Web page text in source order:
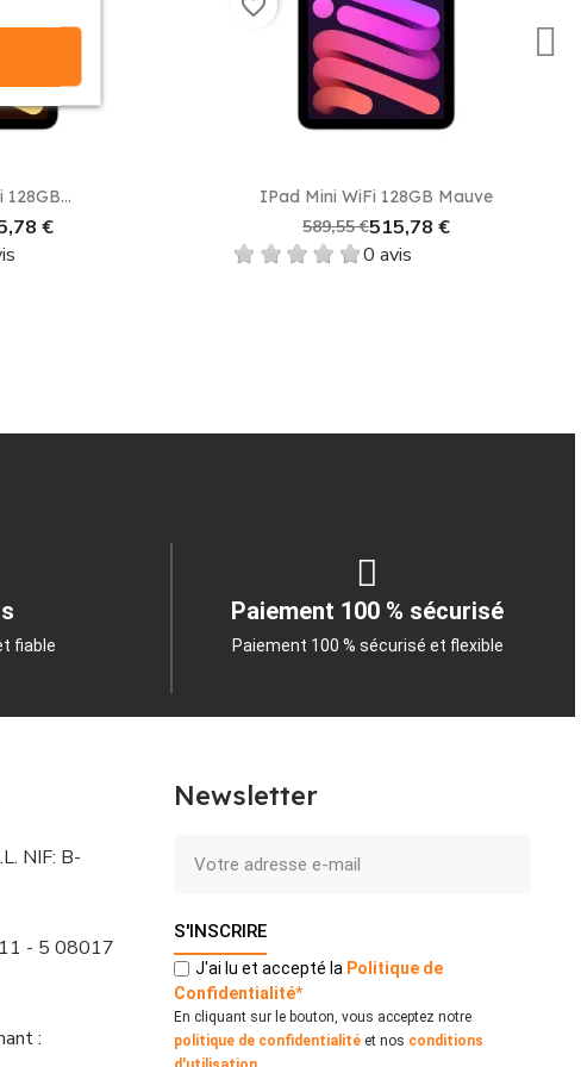
besoins. Grâce à ses fonctionnalités avancées et à sa
Duty Free. Nous vous garantissons les prix les plus bas
€
Aperçu rapide
IPad Mini WiFi 128GB Mauve
589,55 €515,78 €
0 avis
favorite_border
fiable
Paiement 100 % sécurisé
Paiement 100 % sécurisé et flexible
NIF: B-
- 5 08017
:
Newsletter
S'INSCRIRE
J'ai lu et accepté la Politique de
Confidentialité*
En cliquant sur le bouton, vous acceptez notre
politique de confidentialité et nos conditions